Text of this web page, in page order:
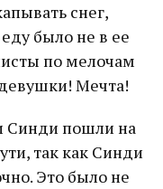
снег,
было не в ее
по мелочам
Мечта!
Синди пошли на
так как Синди
Это было не